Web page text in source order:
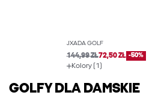
JXADA GOLF
144,99 ZŁ72,50 ZŁ -50%
Kolory (1)
GOLFY DLA DAMSKIE